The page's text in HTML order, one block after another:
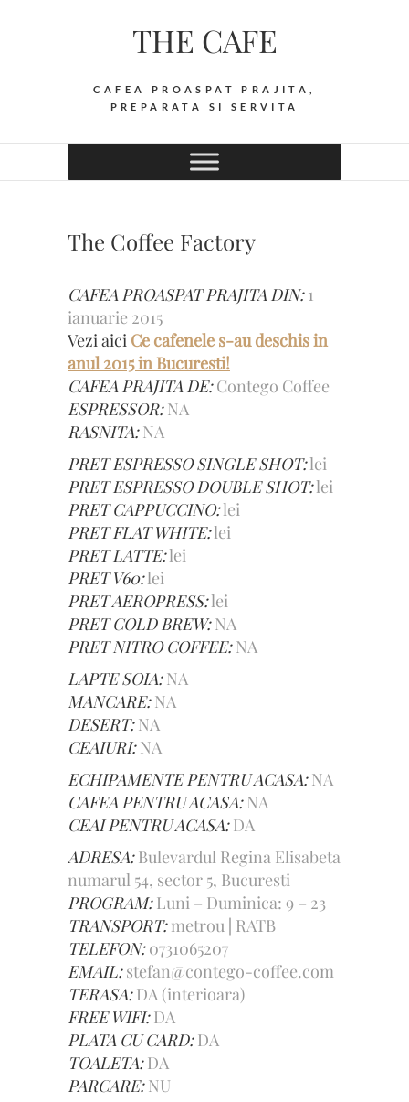
THE CAFE
CAFEA PROASPAT PRAJITA,
PREPARATA SI SERVITA
The Coffee Factory
CAFEA PROASPAT PRAJITA DIN: 1
ianuarie 2015
Vezi aici Ce cafenele s-au deschis in
anul 2015 in Bucuresti!
CAFEA PRAJITA DE: Contego Coffee
ESPRESSOR: NA
RASNITA: NA
PRET ESPRESSO SINGLE SHOT:lei
PRET ESPRESSO DOUBLE SHOT:lei
PRET CAPPUCCINO:lei
PRET FLAT WHITE:lei
PRET LATTE:lei
PRET V60:lei
PRET AEROPRESS:lei
PRET COLD BREW: NA
PRET NITRO COFFEE: NA
LAPTE SOIA: NA
MANCARE: NA
DESERT: NA
CEAIURI: NA
ECHIPAMENTE PENTRU ACASA: NA
CAFEA PENTRU ACASA: NA
CEAI PENTRU ACASA: DA
ADRESA: Bulevardul Regina Elisabeta
numarul 54, sector 5, Bucuresti
PROGRAM: Luni – Duminica: 9 – 23
TRANSPORT: metrou | RATB
TELEFON: 0731065207
EMAIL: stefan@contego-coffee.com
TERASA: DA (interioara)
FREE WIFI: DA
PLATA CU CARD: DA
TOALETA: DA
PARCARE: NU